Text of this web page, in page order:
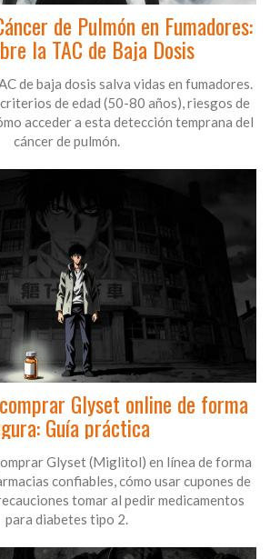
de Pulmón en Fumadores:
la TAC de Baja Dosis
de baja dosis salva vidas en fumadores.
de edad (50-80 años), riesgos de
acceder a esta detección temprana del
cáncer de pulmón.
Glyset online de forma
Guía práctica
Glyset (Miglitol) en línea de forma
confiables, cómo usar cupones de
tomar al pedir medicamentos
para diabetes tipo 2.